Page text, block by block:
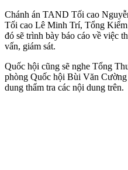
Chánh án TAND Tối cao
Tối cao Lê Minh Trí, Tổng
đó sẽ trình bày báo cáo về việc
vấn, giám sát.
Quốc hội cũng sẽ nghe Tổng
phòng Quốc hội Bùi Văn
dung thẩm tra các nội dung trên.